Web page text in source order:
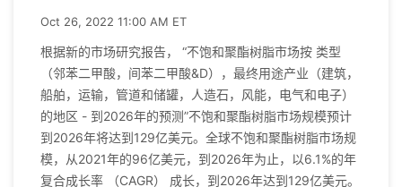
Oct 26, 2022 11:00 AM ET
根据新的市场研究报告， “不饱和聚酯树脂市场按 类型
（邻苯二甲酸，间苯二甲酸&D），最终用途产业（建筑，
船舶，运输，管道和储罐，人造石，风能，电气和电子）
的地区 - 到2026年的预测”不饱和聚酯树脂市场规模预计
到2026年将达到129亿美元。全球不饱和聚酯树脂市场规
模，从2021年的96亿美元，到2026年为止，以6.1%的年
复合成长率 （CAGR） 成长，到2026年达到129亿美元。